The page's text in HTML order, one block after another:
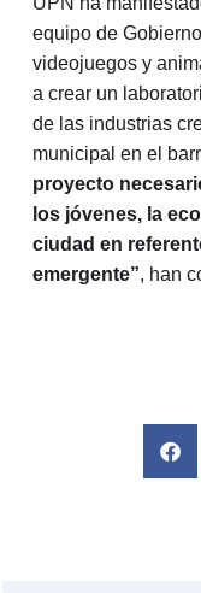
equipo de
videojuegos y
a crear un
de las industrias
municipal en el
proyecto
los jóvenes, la
ciudad en
emergente”, han